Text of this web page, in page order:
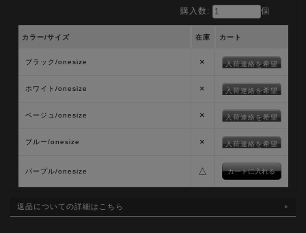
購入数: 個
カラー/サイズ 在庫 カート
ブラック/onesize × 入荷連絡を希望
ホワイト/onesize × 入荷連絡を希望
ベージュ/onesize × 入荷連絡を希望
ブルー/onesize × 入荷連絡を希望
パープル/onesize △
返品についての詳細はこちら